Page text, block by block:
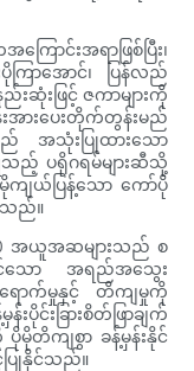
းအရာဖြစ်ပြီး၊
ြာအောင်၊ ပြန်လည်
းဆုံးဖြင့် ဇကာများကို
ားပေးတိုက်တွန်းမည်
သည် အသုံးပြုထားသော
သည့် ပရိုဂရမ်များဆီသို့
ကျယ်ပြန့်သော ကော်ပို
သည်။
အယူအဆများသည် စ
သော အရည်အသွေး
ောက်မှုနှင့် တိကျမှုကို
င်းခြားစိတ်ဖြာချက်
တိကျစွာ ခန့်မှန်းနိုင်
ပြုနိုင်သည်။